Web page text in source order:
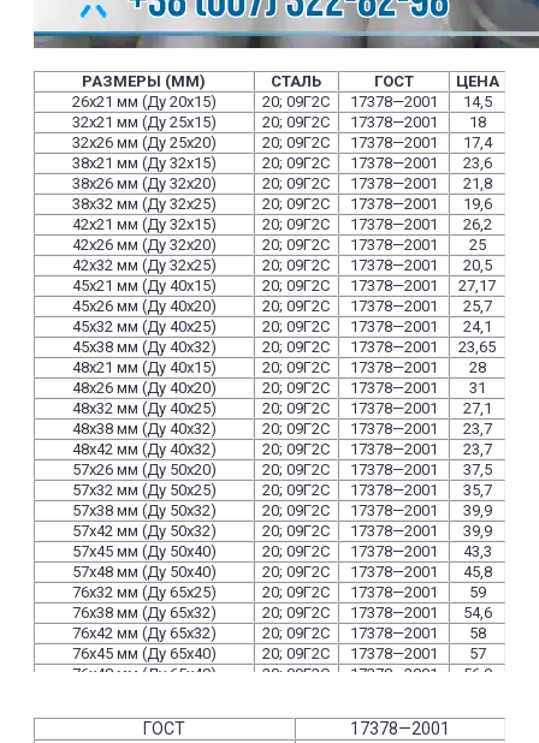
РАЗМЕРЫ (ММ) СТАЛЬ ГОСТ
ЦЕНА
26х21 мм (Ду 20х15)
20; 09Г2С 17378—2001
14,5
32х21 мм (Ду 25х15)
20; 09Г2С 17378—2001
18
32х26 мм (Ду 25х20)
20; 09Г2С 17378—2001
17,4
38х21 мм (Ду 32х15)
20; 09Г2С 17378—2001
23,6
38х26 мм (Ду 32х20)
20; 09Г2С 17378—2001
21,8
38х32 мм (Ду 32х25)
20; 09Г2С 17378—2001
19,6
42х21 мм (Ду 32х15)
20; 09Г2С 17378—2001
26,2
42х26 мм (Ду 32х20)
20; 09Г2С 17378—2001
25
42х32 мм (Ду 32х25)
20; 09Г2С 17378—2001
20,5
45х21 мм (Ду 40х15)
20; 09Г2С 17378—2001
27,17
45х26 мм (Ду 40х20)
20; 09Г2С 17378—2001
25,7
45х32 мм (Ду 40х25)
20; 09Г2С 17378—2001
24,1
45х38 мм (Ду 40х32)
20; 09Г2С 17378—2001
23,65
48х21 мм (Ду 40х15)
20; 09Г2С 17378—2001
28
48х26 мм (Ду 40х20)
20; 09Г2С 17378—2001
31
48х32 мм (Ду 40х25)
20; 09Г2С 17378—2001
27,1
48х38 мм (Ду 40х32)
20; 09Г2С 17378—2001
23,7
48х42 мм (Ду 40х32)
20; 09Г2С 17378—2001
23,7
57х26 мм (Ду 50х20)
20; 09Г2С 17378—2001
37,5
57х32 мм (Ду 50х25)
20; 09Г2С 17378—2001
35,7
57х38 мм (Ду 50х32)
20; 09Г2С 17378—2001
39,9
57х42 мм (Ду 50х32)
20; 09Г2С 17378—2001
39,9
57х45 мм (Ду 50х40)
20; 09Г2С 17378—2001
43,3
57х48 мм (Ду 50х40)
20; 09Г2С 17378—2001
45,8
76х32 мм (Ду 65х25)
20; 09Г2С 17378—2001
59
76х38 мм (Ду 65х32)
20; 09Г2С 17378—2001
54,6
76х42 мм (Ду 65х32)
20; 09Г2С 17378—2001
58
76х45 мм (Ду 65х40)
20; 09Г2С 17378—2001
57
76х48 мм (Ду 65х40)
20; 09Г2С 17378—2001
56,9
89х42 мм (Ду 80х32)
20; 09Г2С 17378—2001
66,5
89х45 мм (Ду 80х40)
20; 09Г2С 17378—2001
ГОСТ
17378—2001